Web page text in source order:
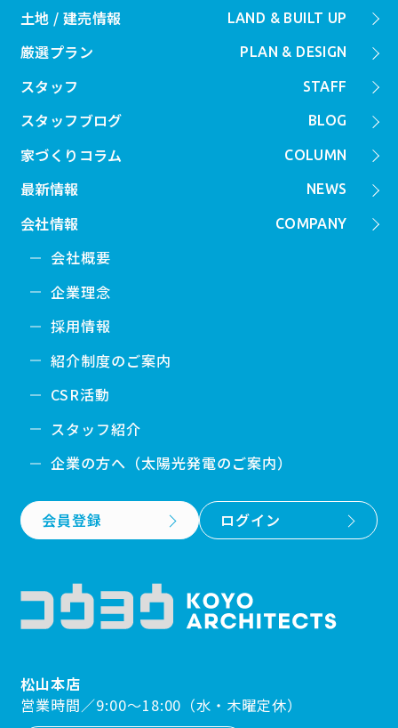
LAND & BUILT UP
土地 / 建売情報
PLAN & DESIGN
厳選プラン
STAFF
スタッフ
BLOG
スタッフブログ
COLUMN
家づくりコラム
NEWS
最新情報
COMPANY
会社情報
会社概要
企業理念
採用情報
紹介制度のご案内
CSR活動
スタッフ紹介
企業の方へ（太陽光発電のご案内）
会員登録 ログイン
松山本店
営業時間／9:00〜18:00（水・木曜定休）